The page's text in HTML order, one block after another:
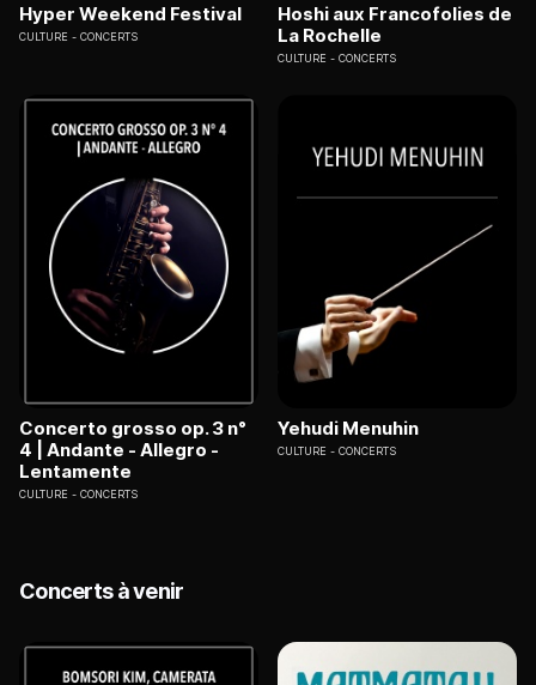
Hyper Weekend Festival
CULTURE CONCERTS
Hoshi aux Francofolies de
La Rochelle
CULTURE CONCERTS
Concerto grosso op. 3 n°
4 | Andante - Allegro -
Lentamente
CULTURE CONCERTS
Yehudi Menuhin
CULTURE CONCERTS
Concerts à venir